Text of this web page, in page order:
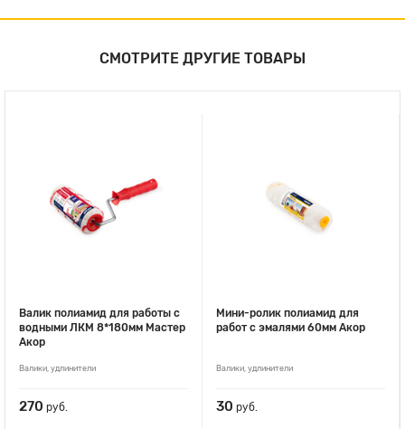
СМОТРИТЕ ДРУГИЕ ТОВАРЫ
Валик полиамид для работы с
водными ЛКМ 8*180мм Мастер
Акор
Валики, удлинители
270 руб.
Мини-ролик полиамид для
работ с эмалями 60мм Акор
Валики, удлинители
30 руб.